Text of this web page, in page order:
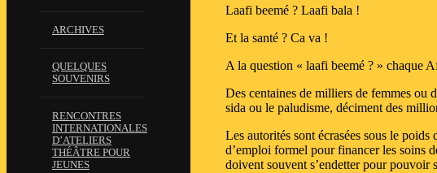
ARCHIVES
QUELQUES
SOUVENIRS
RENCONTRES
INTERNATIONALES
D’ATELIERS
THÉÂTRE POUR
JEUNES
Laafi beemé ? Laafi bala !
Et la santé ? Ca va !
A la question « laafi beemé ? » chaque
Des centaines de milliers de femmes ou
sida ou le paludisme, déciment des
Les autorités sont écrasées sous le
d’emploi formel pour financer les soins
doivent souvent s’endetter pour pouvoir